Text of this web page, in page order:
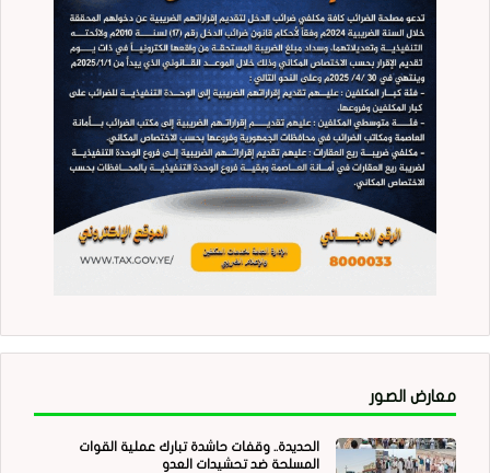
معارض الصور
الحديدة.. وقفات حاشدة تبارك عملية القوات
المسلحة ضد تحشيدات العدو